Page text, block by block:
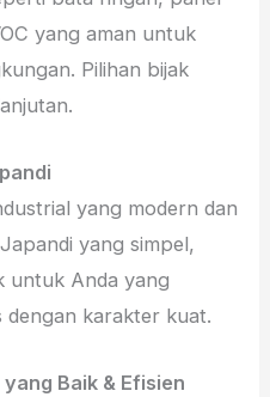
yang aman untuk
Pilihan bijak
yang modern dan
yang simpel,
untuk Anda yang
dengan karakter kuat.
Baik & Efisien